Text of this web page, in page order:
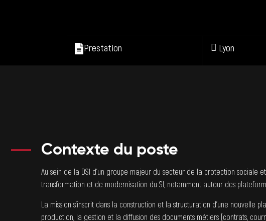
Prestation Lyon
Contexte du poste
Au sein de la DSI d’un groupe majeur du secteur de la protection sociale
transformation et de modernisation du SI, notamment autour des
La mission s’inscrit dans la construction et la structuration d’une nouvelle
production, la gestion et la diffusion des documents métiers (contrats,